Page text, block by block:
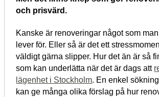
och prisvärd.
Kanske är renoveringar något som
lever för. Eller så är det ett
väldigt gärna slipper. Hur det än är så
som kan underlätta när det är dags att
lägenhet i Stockholm. En enkel
kan ge många olika förslag på hur